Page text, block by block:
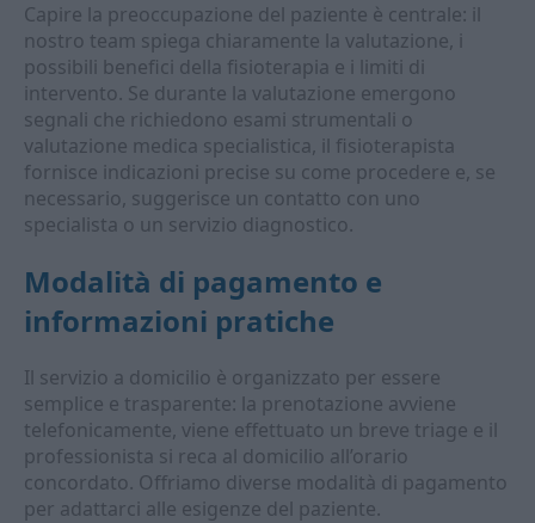
Capire la preoccupazione del paziente è centrale: il
nostro team spiega chiaramente la valutazione, i
possibili benefici della fisioterapia e i limiti di
intervento. Se durante la valutazione emergono
segnali che richiedono esami strumentali o
valutazione medica specialistica, il fisioterapista
fornisce indicazioni precise su come procedere e, se
necessario, suggerisce un contatto con uno
specialista o un servizio diagnostico.
Modalità di pagamento e
informazioni pratiche
Il servizio a domicilio è organizzato per essere
semplice e trasparente: la prenotazione avviene
telefonicamente, viene effettuato un breve triage e il
professionista si reca al domicilio all’orario
concordato. Offriamo diverse modalità di pagamento
per adattarci alle esigenze del paziente.